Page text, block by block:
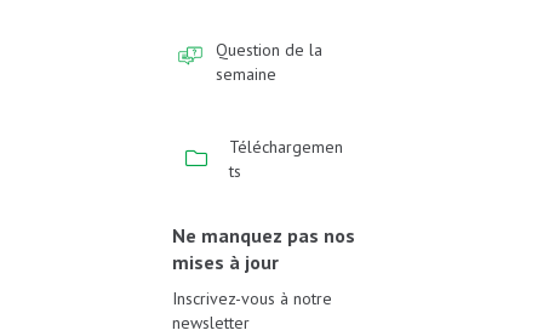
Question de la
semaine
Téléchargemen
ts
Ne manquez pas nos
mises à jour
Inscrivez-vous à notre
newsletter